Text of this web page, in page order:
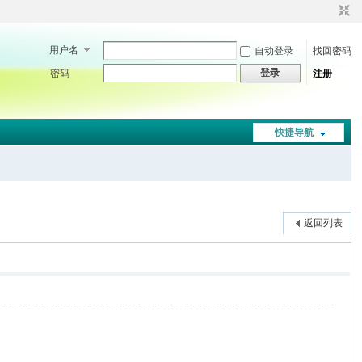
用户名 自动登录
找回密码
密码
登录 注册
快捷导航
返回列表